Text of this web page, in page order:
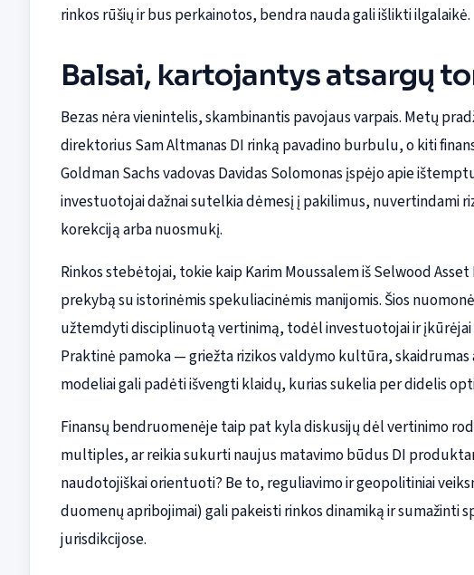
rinkos rūšių ir bus perkainotos, bendra nauda gali išlikti ilgalaikė.
Balsai, kartojantys atsargų
Bezas nėra vienintelis, skambinantis pavojaus varpais. Metų
direktorius Sam Altmanas DI rinką pavadino burbulu, o kiti
Goldman Sachs vadovas Davidas Solomonas įspėjo apie
investuotojai dažnai sutelkia dėmesį į pakilimus, nuvertindami
korekciją arba nuosmukį.
Rinkos stebėtojai, tokie kaip Karim Moussalem iš Selwood
prekybą su istorinėmis spekuliacinėmis manijomis. Šios
užtemdyti disciplinuotą vertinimą, todėl investuotojai ir
Praktinė pamoka — griežta rizikos valdymo kultūra, skaidrumas
modeliai gali padėti išvengti klaidų, kurias sukelia per didelis
Finansų bendruomenėje taip pat kyla diskusijų dėl vertinimo
multiples, ar reikia sukurti naujus matavimo būdus DI
naudotojiškai orientuoti? Be to, reguliavimo ir geopolitiniai
duomenų apribojimai) gali pakeisti rinkos dinamiką ir sumažinti
jurisdikcijose.